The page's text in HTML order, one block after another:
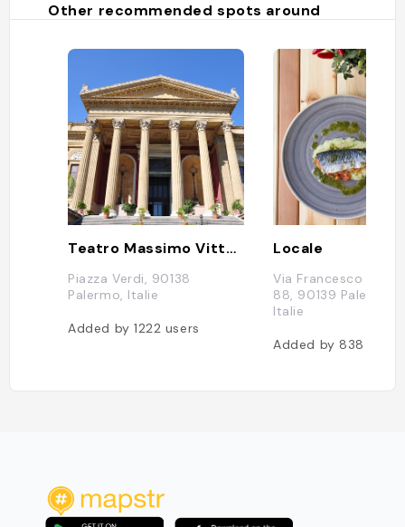
Other recommended spots around
Teatro Massimo Vittorio Emanuele
Piazza Verdi, 90138
Palermo, Italie
Added by1222 users
Locale
Via Francesco
88, 90139 Palermo
Italie
Added by838